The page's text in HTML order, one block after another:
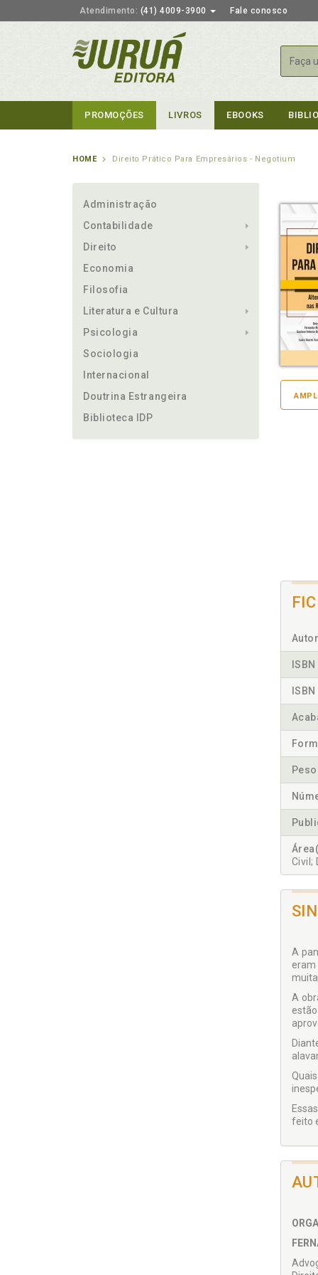
Atendimento: (41) 4009-3900 Fale conosco
PROMOÇÕES LIVROS EBOOKS
HOME Direito Prático Para Empresários - Negotium
Administração
Contabilidade
Direito
Economia
Filosofia
Literatura e Cultura
Psicologia
Sociologia
Internacional
Doutrina Estrangeira
Biblioteca IDP
Civil;
A
eram
A
feito